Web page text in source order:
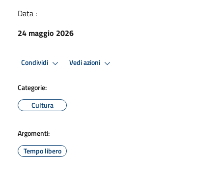
Data :
24 maggio 2026
Condividi Vedi azioni
Categorie:
Cultura
Argomenti:
Tempo libero